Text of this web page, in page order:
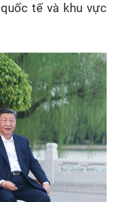
tế và khu vực